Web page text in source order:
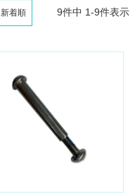
新着順 9件中 1-9件表示